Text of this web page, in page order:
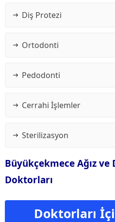
Diş Protezi
Ortodonti
Pedodonti
Cerrahi İşlemler
Sterilizasyon
Büyükçekmece Ağız ve
Doktorları
Doktorları